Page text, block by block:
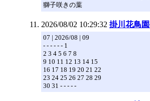
獅子咲きの葉
2026/08/02 10:29:32 掛川花鳥
07 | 2026/08 | 09
- - - - - - 1
2 3 4 5 6 7 8
9 10 11 12 13 14 15
16 17 18 19 20 21 22
23 24 25 26 27 28 29
30 31 - - - - -